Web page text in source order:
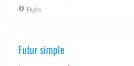
Règles
Futur simple